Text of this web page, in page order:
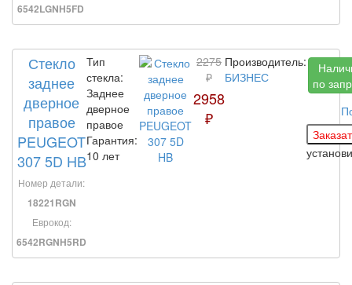
6542LGNH5FD
Стекло
заднее
дверное
правое
PEUGEOT
307 5D HB
Номер детали:
18221RGN
Еврокод:
6542RGNH5RD
Тип
стекла:
Заднее
дверное
правое
Гарантия:
10 лет
2275
₽
2958
₽
Производитель:
БИЗНЕС
по